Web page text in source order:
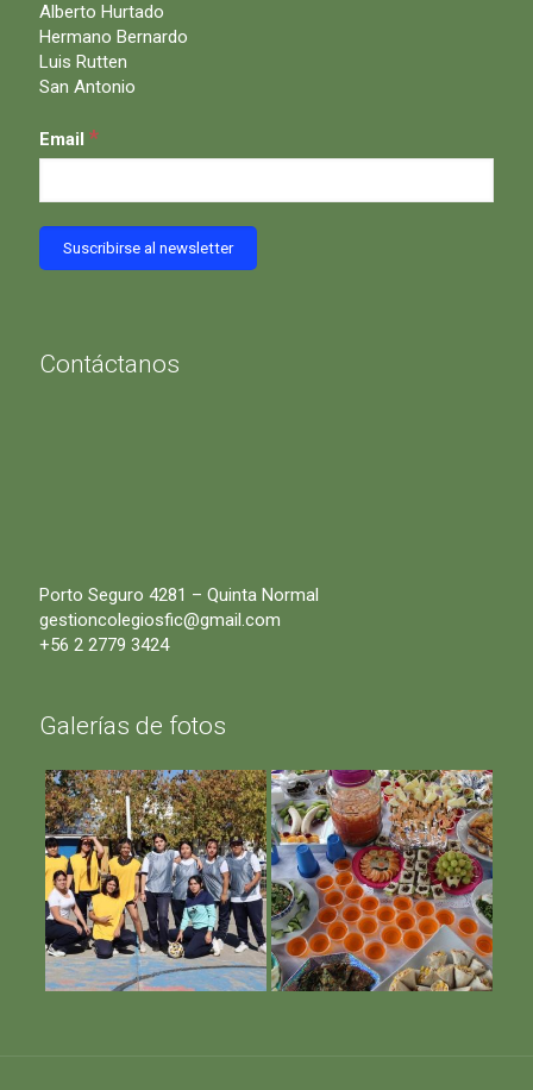
Alberto Hurtado
Hermano Bernardo
Luis Rutten
San Antonio
Email *
Contáctanos
Porto Seguro 4281 – Quinta Normal
gestioncolegiosfic@gmail.com
+56 2 2779 3424
Galerías de fotos